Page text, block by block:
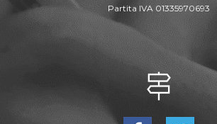
Partita IVA 01335970693